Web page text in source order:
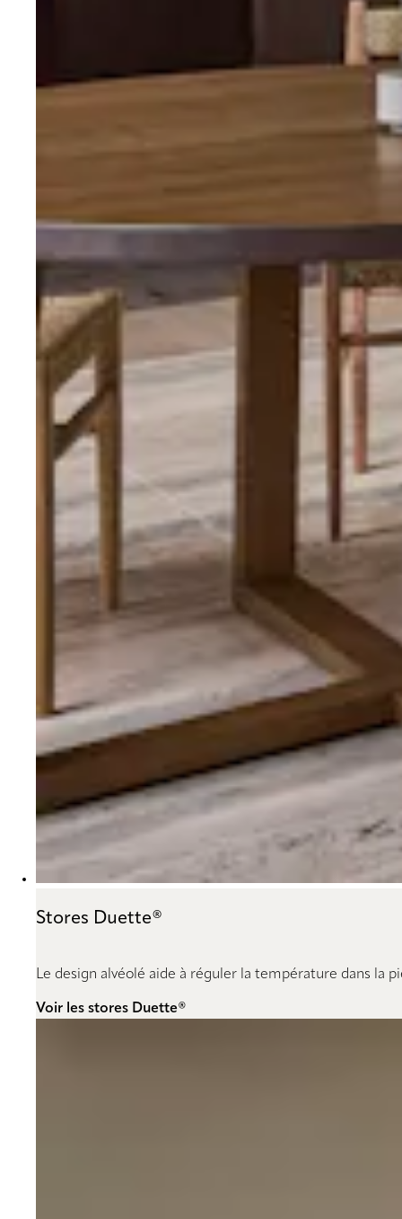
Stores Duette®
Le design alvéolé aide à réguler la température dans la
Voir les stores Duette®